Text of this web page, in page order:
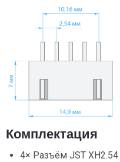
Комплектация
4× Разъём JST XH2.54